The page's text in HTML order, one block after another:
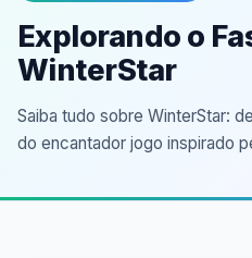
Jogos
Explorando o
WinterStar
Saiba tudo sobre WinterStar:
do encantador jogo inspirado